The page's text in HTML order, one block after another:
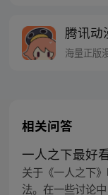
密
同踏
腾讯动
海量正版
相关问答
一人之下最好
关于《一人之下
法。在一些讨论